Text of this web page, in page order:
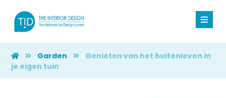
Garden
Genieten van het buitenleven in
je eigen tuin